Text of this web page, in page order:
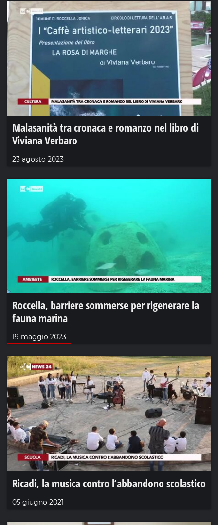
Malasanità tra cronaca e romanzo nel libro di
Viviana Verbaro
23 agosto 2023
Roccella, barriere sommerse per rigenerare la
fauna marina
19 maggio 2023
Ricadi, la musica contro l’abbandono scolastico
05 giugno 2021